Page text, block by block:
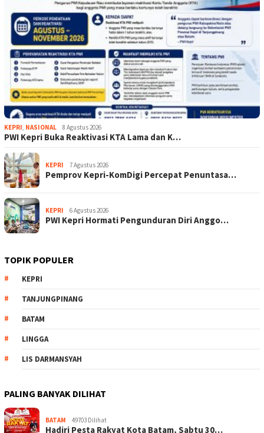
KEPRI NASIONAL 8 Agustus 2026
PWI Kepri Buka Reaktivasi KTA Lama dan K…
KEPRI 7 Agustus 2026
Pemprov Kepri-KomDigi Percepat Penuntasa…
KEPRI 6 Agustus 2026
PWI Kepri Hormati Pengunduran Diri Anggo…
TOPIK POPULER
KEPRI
TANJUNGPINANG
BATAM
LINGGA
LIS DARMANSYAH
PALING BANYAK DILIHAT
BATAM 49703 Dilihat
Hadiri Pesta Rakyat Kota Batam, Sabtu 30…